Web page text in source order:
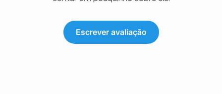
Escrever avaliação